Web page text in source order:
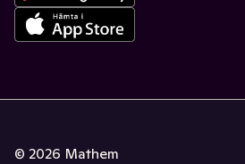
© 2026 Mathem